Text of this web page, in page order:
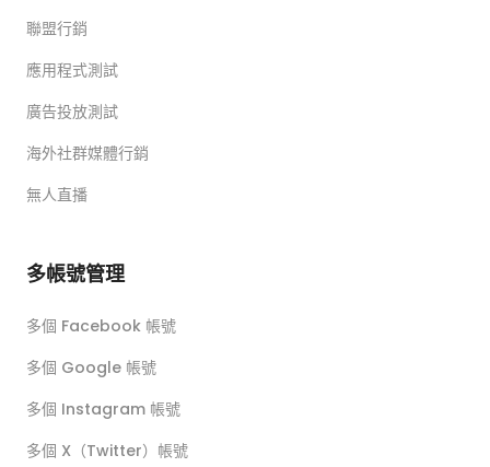
聯盟行銷
應用程式測試
廣告投放測試
海外社群媒體行銷
無人直播
多帳號管理
多個 Facebook 帳號
多個 Google 帳號
多個 Instagram 帳號
多個 X（Twitter）帳號